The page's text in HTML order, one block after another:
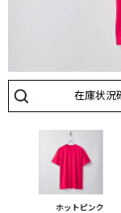
在庫状況
ホットピンク